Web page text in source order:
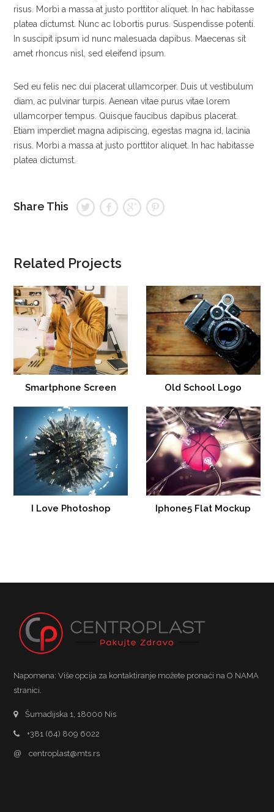
risus. Morbi a massa at justo porttitor aliquet. In hac habitasse
platea dictumst. Nunc ac lobortis purus. Suspendisse potenti.
In suscipit ipsum id nunc malesuada dapibus. Maecenas sit
amet rhoncus nisl, sed eleifend ipsum.
Sed eu felis nec dui placerat ullamcorper. Duis ut vestibulum
diam, ac pulvinar turpis. Aenean vitae purus vitae lorem
ullamcorper tempus. Quisque faucibus dapibus placerat.
Etiam imperdiet magna adipiscing, egestas magna id, lacinia
risus. Morbi a massa at justo porttitor aliquet. In hac habitasse
platea dictumst.
Share This
Related Projects
Smartphone Screen Old School Logo
I Love Photoshop Iphone5 Flat Mockup
Napomena: Više opcija za kontaktiranje možete pronaći na O NAMA
stranici.
Šumadijska 1, 18000 Nis
+381 (64) 809 6022
@ centroplast@mts.rs